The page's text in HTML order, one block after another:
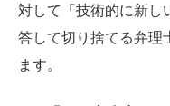
対して「技術的に新し
答して切り捨てる弁理
ます。